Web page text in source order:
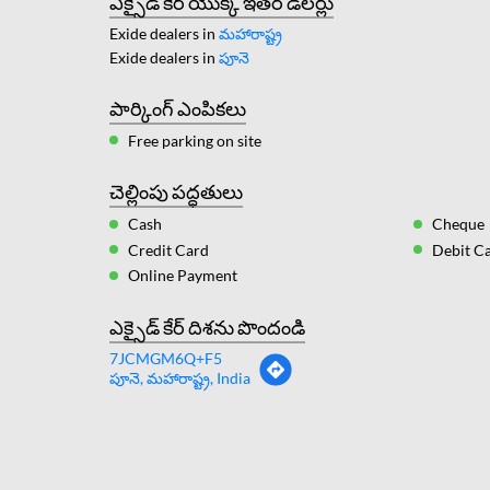
Exide dealers in మహారాష్ట్ర
Exide dealers in పూనె
పార్కింగ్ ఎంపికలు
Free parking on site
చెల్లింపు పద్ధతులు
Cash
Cheque
Credit Card
Debit
Online Payment
ఎక్సైడ్ కేర్ దిశను పొందండి
7JCMGM6Q+F5
పూనె, మహారాష్ట్ర, India